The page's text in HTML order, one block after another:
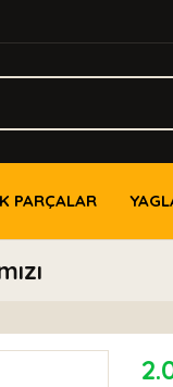
PARÇALAR